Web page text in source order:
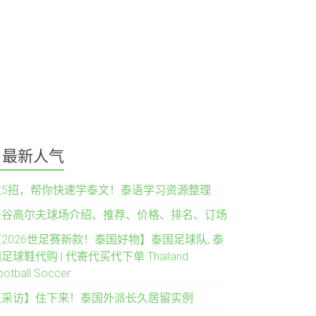
最新人气
招，帮你快速学泰文！泰语学习资源整理
高尔夫球场介绍、推荐、价格、排名、订场
2026世足赛新款！泰国好物】泰国足球队, 泰
足球鞋代购 | 代寄代买代下单 Thailand
Soccer
采访】住下来！泰国外派长久居留实例